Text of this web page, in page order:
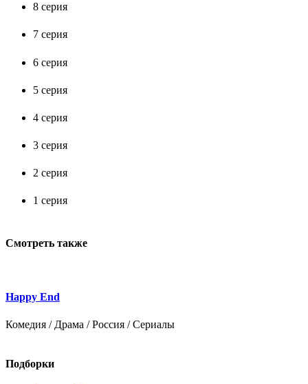
8 серия
7 серия
6 серия
5 серия
4 серия
3 серия
2 серия
1 серия
Смотреть также
Happy End
Комедия / Драма / Россия / Сериалы
Подборки